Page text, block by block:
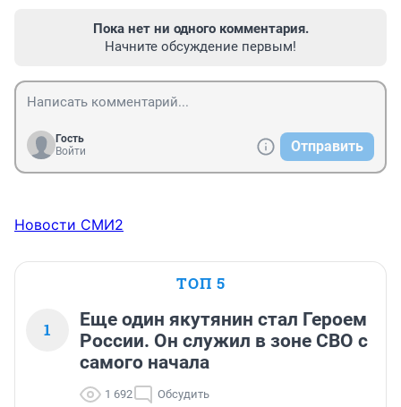
Пока нет ни одного комментария.
Начните обсуждение первым!
Гость
Войти
Отправить
Новости СМИ2
ТОП 5
1
Еще один якутянин стал Героем
России. Он служил в зоне СВО с
самого начала
1 692 Обсудить